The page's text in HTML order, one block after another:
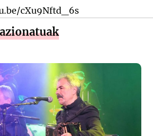
cXu9Nftd_6s